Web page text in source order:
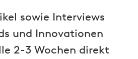
sowie Interviews
und Innovationen
2-3 Wochen direkt